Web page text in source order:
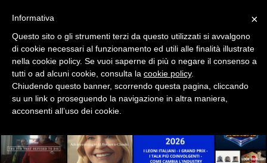
RADIO / AUDIO
TV
RICERCHE
×
Informativa
Questo sito o gli strumenti terzi da questo utilizzati si avvalgono
di cookie necessari al funzionamento ed utili alle finalità illustrate
nella cookie policy. Se vuoi saperne di più o negare il consenso a
tutti o ad alcuni cookie, consulta la cookie policy.
Chiudendo questo banner, scorrendo questa pagina, cliccando
su un link o proseguendo la navigazione in altra maniera,
acconsenti all’uso dei cookie.